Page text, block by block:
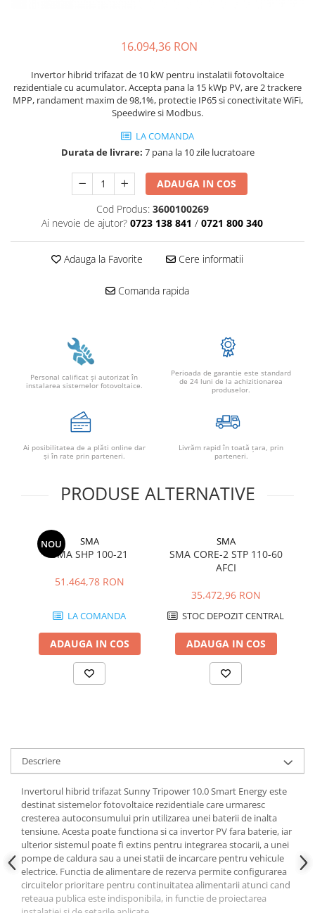
Accesorii stocare
Structura
Structura acoperis tigla
Structura acoperis tabla
Structura acoperis plat
K2-Systems GmbH
Accesorii
Backup Switch
Convertor DC-DC
Meteocontrol
Mufe si conectori
Power analyzer
Statii de reincarcare
Accesorii cabluri
Alte accesorii
Papuci si mufe
Cabluri coaxiale TV
Cabluri curenti slabi
aluminiu
Cabluri aluminiu armat
Cabluri aluminiu coaxial
bransament
Cabluri aluminiu nearmat
Cabluri aluminiu tip Enel
Cabluri aluminiu torsadat/aerian
Cabluri energie joasa tensiune -
cupru
16.094,36 RON
Invertor hibrid trifazat de 10 kW pentru instalatii fotovoltaice
rezidentiale cu acumulator. Accepta pana la 15 kWp PV, are 2 trackere
MPP, randament maxim de 98,1%, protectie IP65 si conectivitate WiFi,
Speedwire si Modbus.
LA COMANDA
Durata de livrare: 7 pana la 10 zile lucratoare
ADAUGA IN COS
Cod Produs: 3600100269
Ai nevoie de ajutor? 0723 138 841 / 0721 800 340
Adauga la Favorite Cere informatii
Comanda rapida
Personal calificat şi autorizat în
instalarea sistemelor fotovoltaice.
Perioada de garantie este standard
de 24 luni de la achizitionarea
produselor.
Ai posibilitatea de a plăti online dar
şi în rate prin parteneri.
Livrăm rapid în toată țara, prin
parteneri.
PRODUSE ALTERNATIVE
NOU SMA
SMA SHP 100-21
51.464,78 RON
LA COMANDA
ADAUGA IN COS
SMA
SMA CORE-2 STP 110-60
AFCI
35.472,96 RON
STOC DEPOZIT CENTRAL
ADAUGA IN COS
Descriere
Invertorul hibrid trifazat Sunny Tripower 10.0 Smart Energy este
destinat sistemelor fotovoltaice rezidentiale care urmaresc
cresterea autoconsumului prin utilizarea unei baterii de inalta
tensiune. Acesta poate functiona si ca invertor PV fara baterie, iar
ulterior sistemul poate fi extins pentru integrarea stocarii, a unei
pompe de caldura sau a unei statii de incarcare pentru vehicule
electrice. Functia de alimentare de rezerva permite configurarea
circuitelor prioritare pentru continuitatea alimentarii atunci cand
reteaua publica este indisponibila, in functie de proiectarea